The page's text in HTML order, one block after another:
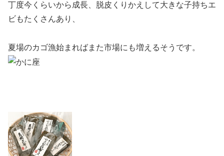
丁度今くらいから成長、脱皮くりかえして大きな子持ちエ
ビもたくさんあり、
夏場のカゴ漁始まればまた市場にも増えるそうです。